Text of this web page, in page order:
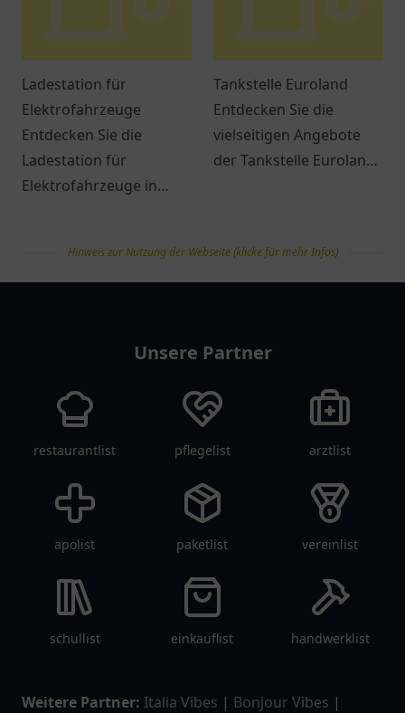
Ladestation für
Elektrofahrzeuge
Entdecken Sie die
Ladestation für
Elektrofahrzeuge in
für alle E-Auto-Fahrer!
Tankstelle Euroland
Entdecken Sie die
vielseitigen Angebote
der Tankstelle Euroland
Hinweis zur Nutzung der Webseite (klicke für mehr Infos)
Unsere Partner
restaurantlist pflegelist arztlist
apolist paketlist vereinlist
schullist einkauflist handwerklist
Weitere Partner: Italia Vibes | Bonjour Vibes |